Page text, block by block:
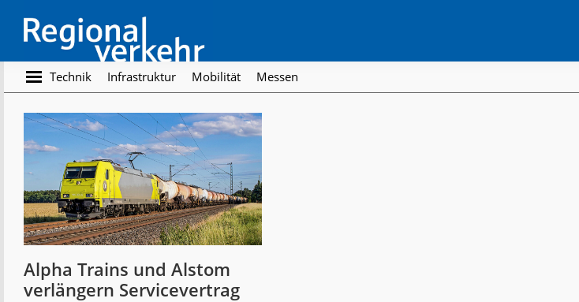
main
content
footer
Regionalverkehr
Die
Fachzeitschrift
den
Öffentlichen
Personennahverkehr
Technik Infrastruktur Mobilität Messen
Alpha Trains und Alstom
verlängern Servicevertrag